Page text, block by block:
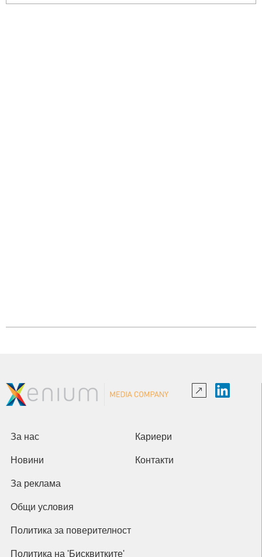
За нас Кариери
Новини Контакти
За реклама
Общи условия
Политика за поверителност
Политика на 'Бисквитките'